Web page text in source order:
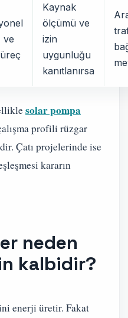
ve
Kaynak
ölçümü ve
izin
uygunluğu
kanıtlanırsa
solar pompa
profili rüzgar
Çatı projelerinde ise
kararın
neden
kalbidir?
enerji üretir. Fakat